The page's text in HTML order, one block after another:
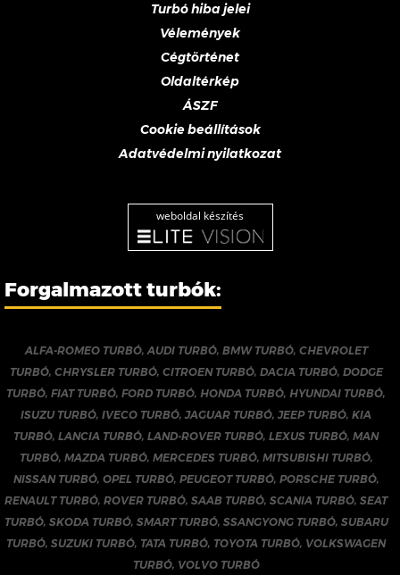
Turbó hiba jelei
Vélemények
Cégtörténet
Oldaltérkép
ÁSZF
Cookie beállítások
Adatvédelmi nyilatkozat
weboldal készítés
Forgalmazott turbók:
ALFA-ROMEO TURBÓ,AUDI TURBÓ, BMW TURBÓ, CHEVROLET
TURBÓ, CHRYSLER TURBÓ, CITROEN TURBÓ, DACIA TURBÓ, DODGE
TURBÓ,FIAT TURBÓ,FORD TURBÓ, HONDA TURBÓ, HYUNDAI TURBÓ,
ISUZU TURBÓ,IVECO TURBÓ,JAGUAR TURBÓ,JEEP TURBÓ,KIA
TURBÓ,LANCIA TURBÓ,LAND-ROVER TURBÓ,LEXUS TURBÓ,MAN
TURBÓ, MAZDA TURBÓ, MERCEDES TURBÓ, MITSUBISHI TURBÓ,
NISSAN TURBÓ, OPEL TURBÓ, PEUGEOT TURBÓ, PORSCHE TURBÓ,
RENAULT TURBÓ,ROVER TURBÓ,SAAB TURBÓ,SCANIA TURBÓ,SEAT
TURBÓ, SKODA TURBÓ, SMART TURBÓ, SSANGYONG TURBÓ, SUBARU
TURBÓ,SUZUKI TURBÓ, TATA TURBÓ, TOYOTA TURBÓ, VOLKSWAGEN
TURBÓ, VOLVO TURBÓ